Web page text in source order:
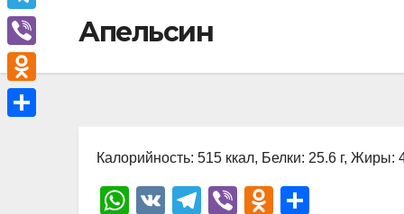
Апельсин
Калорийность: 515 ккал, Белки: 25.6 г, Жиры:
W
V
T
Vi
O
a
A
K
T
e
l
e
V
i
b
O